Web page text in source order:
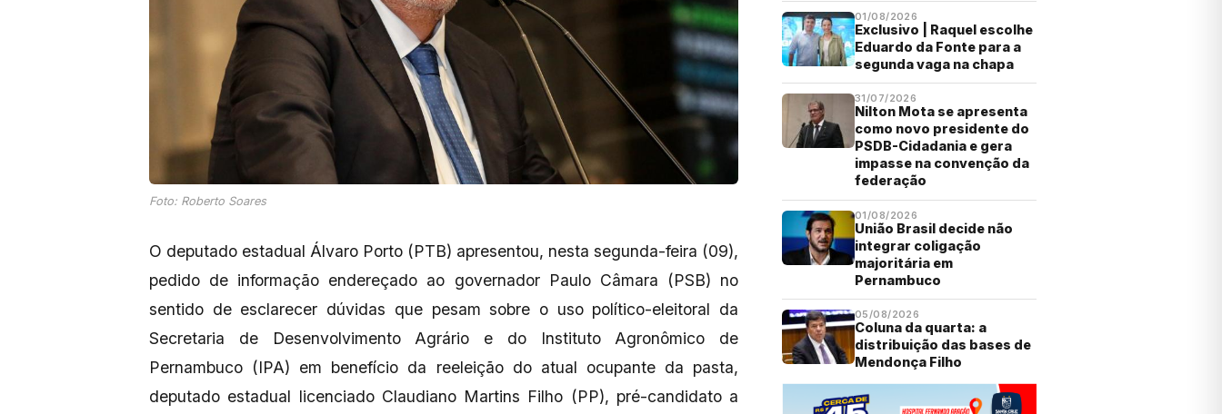
Foto: Roberto Soares
O deputado estadual Álvaro Porto (PTB) apresentou, nesta segunda-feira (09),
pedido de informação endereçado ao governador Paulo Câmara (PSB) no
sentido de esclarecer dúvidas que pesam sobre o uso político-eleitoral da
Secretaria de Desenvolvimento Agrário e do Instituto Agronômico de
Pernambuco (IPA) em benefício da reeleição do atual ocupante da pasta,
deputado estadual licenciado Claudiano Martins Filho (PP), pré-candidato a
01/08/2026
Exclusivo | Raquel escolhe
Eduardo da Fonte para a
segunda vaga na chapa
31/07/2026
Nilton Mota se apresenta
como novo presidente do
PSDB-Cidadania e gera
impasse na convenção da
federação
01/08/2026
União Brasil decide não
integrar coligação
majoritária em
Pernambuco
05/08/2026
Coluna da quarta: a
distribuição das bases de
Mendonça Filho